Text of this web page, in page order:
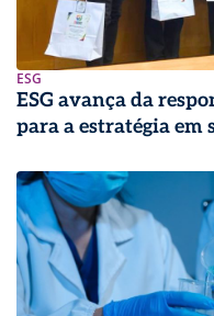
ESG
ESG avança da
para a estratégia em